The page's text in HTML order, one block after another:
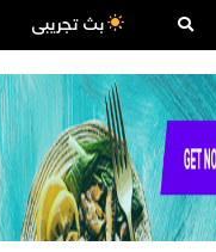
بث تجريبى